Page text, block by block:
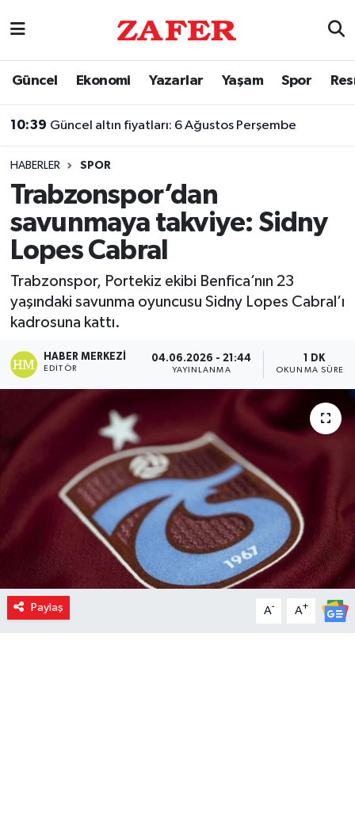
Güncel Ekonomi Yazarlar Yaşam Spor
10:39 Güncel altın fiyatları: 6 Ağustos Perşembe
HABERLER SPOR
Trabzonspor’dan
savunmaya takviye: Sidny
Lopes Cabral
Trabzonspor, Portekiz ekibi Benfica’nın 23
yaşındaki savunma oyuncusu Sidny Lopes Cabral’ı
kadrosuna kattı.
HABER MERKEZI
EDITÖR
04.06.2026 - 21:44
YAYINLANMA
1 DK
OKUNMA SÜRESI
Paylaş A- A+
Nöbetçi Eczaneler
Trafik Durumu
Süper Lig Puan Durumu ve Fikstür
Tüm Manşetler
Son Dakika Haberleri